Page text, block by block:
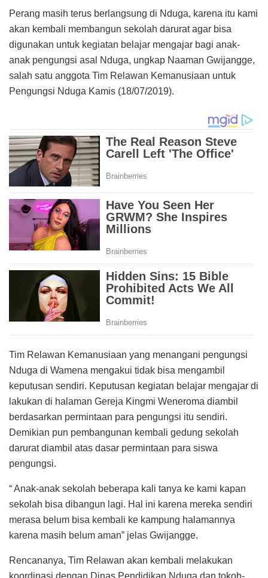
Perang masih terus berlangsung di Nduga, karena itu kami
akan kembali membangun sekolah darurat agar bisa
digunakan untuk kegiatan belajar mengajar bagi anak-
anak pengungsi asal Nduga, ungkap Naaman Gwijangge,
salah satu anggota Tim Relawan Kemanusiaan untuk
Pengungsi Nduga Kamis (18/07/2019).
Tim Relawan Kemanusiaan yang menangani pengungsi
Nduga di Wamena mengakui tidak bisa mengambil
keputusan sendiri. Keputusan kegiatan belajar mengajar di
lakukan di halaman Gereja Kingmi Weneroma diambil
berdasarkan permintaan para pengungsi itu sendiri.
Demikian pun pembangunan kembali gedung sekolah
darurat diambil atas dasar permintaan para siswa
pengungsi.
“ Anak-anak sekolah beberapa kali tanya ke kami kapan
sekolah bisa dibangun lagi. Hal ini karena mereka sendiri
merasa belum bisa kembali ke kampung halamannya
karena masih belum aman” jelas Gwijangge.
Rencananya, Tim Relawan akan kembali melakukan